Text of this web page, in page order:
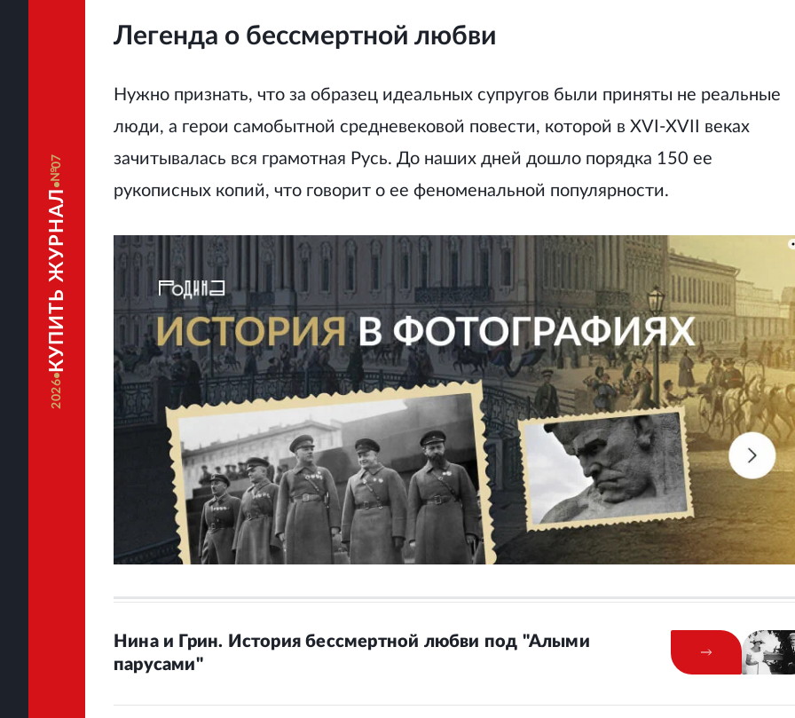
2026
КУПИТЬ ЖУРНАЛ
07
Легенда о бессмертной любви
Нужно признать, что за образец идеальных супругов были приняты не реальные
люди, а герои самобытной средневековой повести, которой в XVI-XVII веках
зачитывалась вся грамотная Русь. До наших дней дошло порядка 150 ее
рукописных копий, что говорит о ее феноменальной популярности.
Нина и Грин. История бессмертной любви под "Алыми
парусами"